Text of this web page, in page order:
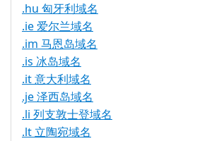
.hu 匈牙利域名
.ie 爱尔兰域名
.im 马恩岛域名
.is 冰岛域名
.it 意大利域名
.je 泽西岛域名
.li 列支敦士登域名
.lt 立陶宛域名